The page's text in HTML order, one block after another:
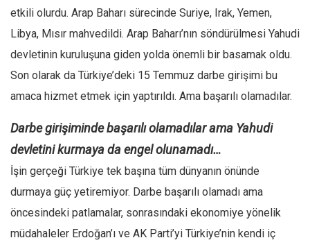
etkili olurdu. Arap Baharı sürecinde Suriye, Irak, Yemen,
Libya, Mısır mahvedildi. Arap Baharı’nın söndürülmesi Yahudi
devletinin kuruluşuna giden yolda önemli bir basamak oldu.
Son olarak da Türkiye’deki 15 Temmuz darbe girişimi bu
amaca hizmet etmek için yaptırıldı. Ama başarılı olamadılar.
Darbe girişiminde başarılı olamadılar ama Yahudi
devletini kurmaya da engel olunamadı…
İşin gerçeği Türkiye tek başına tüm dünyanın önünde
durmaya güç yetiremiyor. Darbe başarılı olamadı ama
öncesindeki patlamalar, sonrasındaki ekonomiye yönelik
müdahaleler Erdoğan’ı ve AK Parti’yi Türkiye’nin kendi iç